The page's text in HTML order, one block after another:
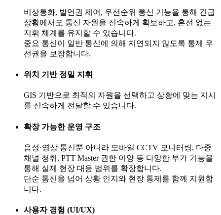
비상통화, 발언권 제어, 우선순위 통신 기능을 통해 긴급
상황에서도 통신 자원을 신속하게 확보하고, 혼선 없는
지휘 체계를 유지할 수 있습니다.
중요 통신이 일반 통신에 의해 지연되지 않도록 통제 우
선권을 보장합니다.
위치 기반 정밀 지휘
GIS 기반으로 최적의 자원을 선택하고 상황에 맞는 지시
를 신속하게 전달할 수 있습니다.
확장 가능한 운영 구조
음성·영상 통신뿐 아니라 모바일 CCTV 모니터링, 다중
채널 청취, PTT Master 권한 이양 등 다양한 부가 기능을
통해 실제 현장 대응 범위를 확장합니다.
단순 통신을 넘어 상황 인지와 현장 통제를 함께 지원합
니다.
사용자 경험 (UI/UX)